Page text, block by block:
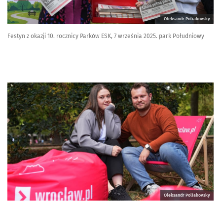
Oleksandr Poliakovsky
Festyn z okazji 10. rocznicy Parków ESK, 7 września 2025. park Południowy
Oleksandr Poliakovsky